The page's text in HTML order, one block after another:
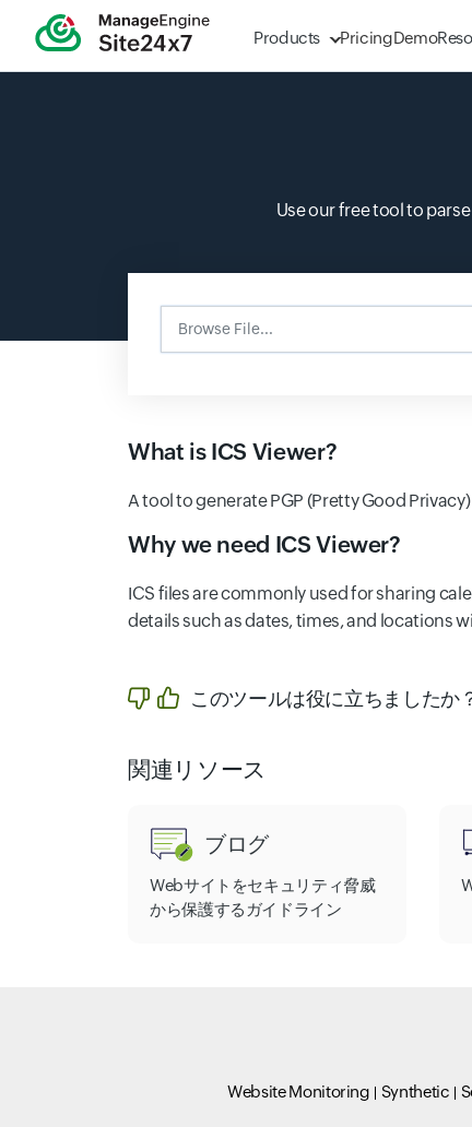
Products PricingDemo
Use our free tool to
Browse File...
What is ICS Viewer?
A tool to generate PGP (Pretty Good
Why we need ICS Viewer?
ICS files are commonly used for sharing
details such as dates, times, and locations
このツールは役に立ちましたか
関連リソース
ブログ
Webサイトをセキュリティ脅威
から保護するガイドライン
Website Monitoring Synthetic